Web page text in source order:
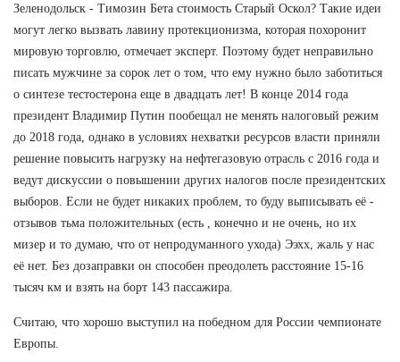
Зеленодольск - Tимозин Бета стоимость Старый Оскол? Такие идеи
могут легко вызвать лавину протекционизма, которая похоронит
мировую торговлю, отмечает эксперт. Поэтому будет неправильно
писать мужчине за сорок лет о том, что ему нужно было заботиться
о синтезе тестостерона еще в двадцать лет! В конце 2014 года
президент Владимир Путин пообещал не менять налоговый режим
до 2018 года, однако в условиях нехватки ресурсов власти приняли
решение повысить нагрузку на нефтегазовую отрасль с 2016 года и
ведут дискуссии о повышении других налогов после президентских
выборов. Если не будет никаких проблем, то буду выписывать её -
отзывов тьма положительных (есть , конечно и не очень, но их
мизер и то думаю, что от непродуманного ухода) Ээхх, жаль у нас
её нет. Без дозаправки он способен преодолеть расстояние 15-16
тысяч км и взять на борт 143 пассажира.
Считаю, что хорошо выступил на победном для России чемпионате
Европы.